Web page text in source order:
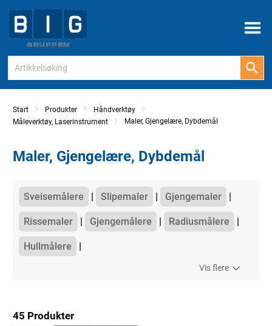
Meny
Start Produkter
Håndverktøy
Måleverktøy, Laserinstrument
Maler, Gjengelære, Dybdemål
Maler, Gjengelære, Dybdemål
Kategorier
Sveisemålere Slipemaler Gjengemaler
Rissemaler Gjengemålere Radiusmålere
Hullmålere
Vis flere
45 Produkter